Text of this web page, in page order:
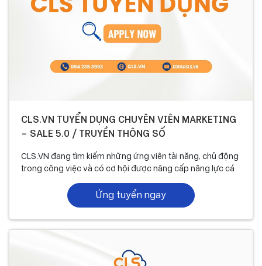
CLS.VN TUYỂN DỤNG CHUYÊN VIÊN MARKETING
– SALE 5.0 / TRUYỀN THÔNG SỐ
CLS.VN đang tìm kiếm những ứng viên tài năng, chủ động
trong công việc và có cơ hội được nâng cấp năng lực cá
Ứng tuyển ngay